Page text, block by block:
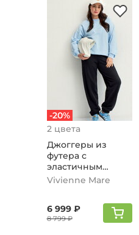
-20%
2 цвета
Джоггеры из
футера с
эластичным
поясом, черный
Vivienne Mare
6 999 ₽
8 799 ₽